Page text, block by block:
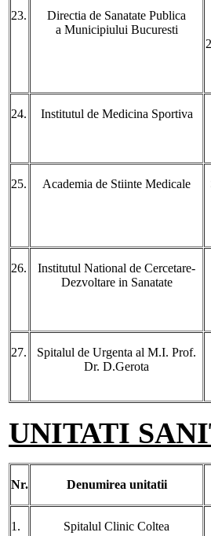
23.
Directia de Sanatate Publica
a Municipiului Bucuresti
24. Institutul de Medicina Sportiva
25. Academia de Stiinte Medicale
26.
Institutul National de Cercetare-
Dezvoltare in Sanatate
27.
Spitalul de Urgenta al M.I. Prof.
Dr. D.Gerota
UNITATI
Nr. Denumirea unitatii
1. Spitalul Clinic Coltea